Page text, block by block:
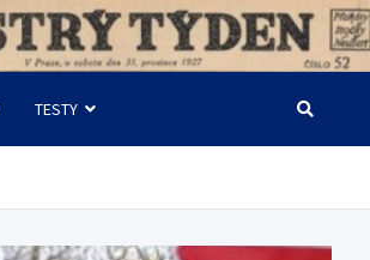
TESTY